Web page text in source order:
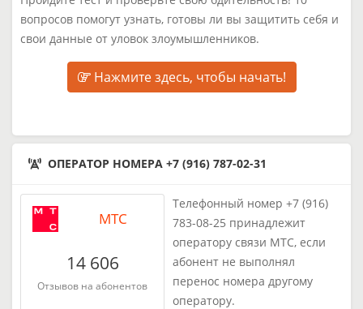
вопросов помогут узнать, готовы ли вы защитить себя и
свои данные от уловок злоумышленников.
Нажмите здесь, чтобы начать!
ОПЕРАТОР НОМЕРА +7 (916) 787-02-31
МТС
14 606
Отзывов на абонентов
Телефонный номер +7 (916)
783-08-25 принадлежит
оператору связи МТС, если
абонент не выполнял
перенос номера другому
оператору.